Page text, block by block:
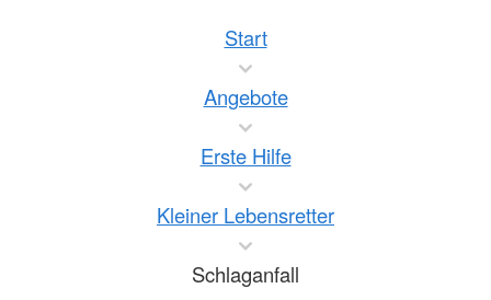
Start
Angebote
Erste Hilfe
Kleiner Lebensretter
Schlaganfall